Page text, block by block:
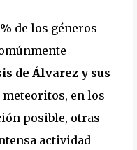
de los géneros
de Álvarez y sus
en los
posible, otras
actividad